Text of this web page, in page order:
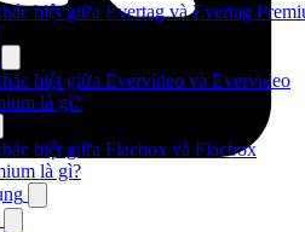
biệt giữa Evertag và Evertag
biệt giữa Evervideo và Evervideo
là gì?
biệt giữa Flacbox và Flacbox
là gì?